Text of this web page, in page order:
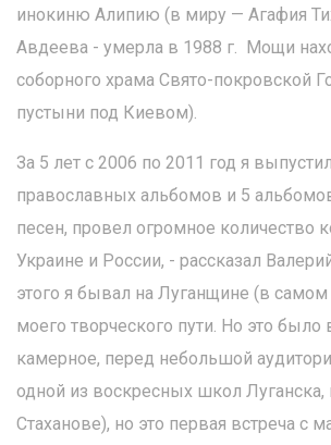
инокиню Алипию (в миру — Агафия
Авдеева - умерла в 1988 г. Мощи
соборного храма Свято-покровской
пустыни под Киевом).
За 5 лет с 2006 по 2011 год я
православных альбомов и 5
песен, провел огромное количество
Украине и России, - рассказал
этого я бывал на Луганщине (в самом
моего творческого пути. Но это было
камерное, перед небольшой
одной из воскресных школ Луганска,
Стаханове), но это первая встреча с